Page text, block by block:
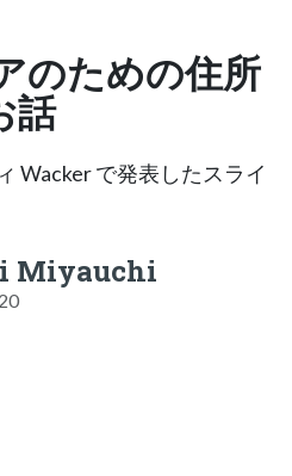
のための住所
話
Wacker で発表したスライ
Miyauchi